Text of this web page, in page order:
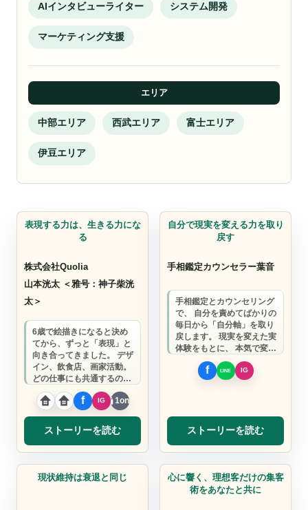
AIインタビューライター システム開発
マーケティング支援
エリア
中部エリア 西武エリア 富士エリア
伊豆エリア
表現する力は、生きる力にな
る
株式会社Quolia
山本洸太 ＜雅号：神子柴洸
太＞
6歳で絵描きになると決め
てから、ずっと「表現」と
向き合ってきました。 デザ
イン、飲食店、画家活動。
どの仕事にも共通するのは
「心を動かしたい」という
感動を届けた…
1on1
ストーリーを読む
自分で現実を変える力を取り
戻す
手相鑑定カウンセラー葉音
手相鑑定とカウンセリング
で、 自分を責めてばかりの
毎日から「自分軸」を取り
戻します。 現実を変えた実
体験をもとに、 本気で変わ
りたいあなたを全力サポー
ストーリーを読む
コンサルタント
現状維持は衰退と同じ
TikTok等短尺動画
心に響く、理想客だけの集客
術をあなたと共に